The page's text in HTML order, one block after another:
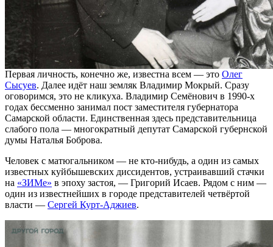
Первая личность, конечно же, известна всем — это Олег
Сысуев. Далее идёт наш земляк Владимир Мокрый. Сразу
оговоримся, это не кликуха. Владимир Семёнович в 1990-х
годах бессменно занимал пост заместителя губернатора
Самарской области. Единственная здесь представительница
слабого пола — многократный депутат Самарской губернской
думы Наталья Боброва.
Человек с матюгальником — не кто-нибудь, а один из самых
известных куйбышевских диссидентов, устраивавший стачки
на «ЗИМе» в эпоху застоя, — Григорий Исаев. Рядом с ним —
один из известнейших в городе представителей четвёртой
власти — Сергей Курт-Аджиев.